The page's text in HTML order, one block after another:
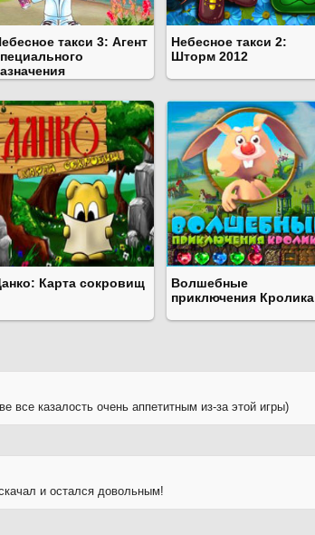
такси 3: Агент
Небесное такси 2:
Шторм 2012
Карта сокровищ
Волшебные
приключения Кролика
все казалость очень аппетитным из-за этой игры)
и остался довольным!